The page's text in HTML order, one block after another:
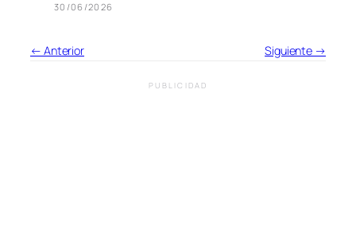
30/06/2026
← Anterior Siguiente →
PUBLICIDAD